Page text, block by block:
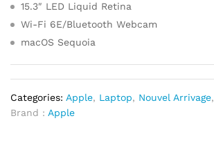
15.3″ LED Liquid Retina
Wi-Fi 6E/Bluetooth Webcam
macOS Sequoia
Categories: Apple, Laptop, Nouvel Arrivage,
Brand : Apple